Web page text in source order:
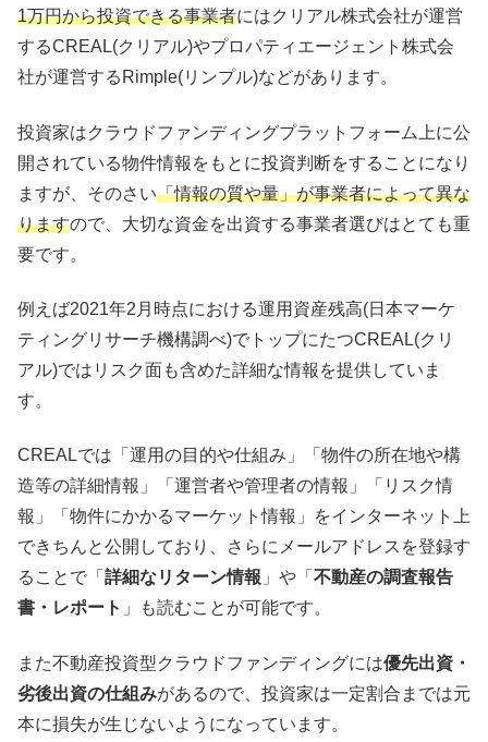
1万円から投資できる事業者にはクリアル株式会社が運営
するCREAL(クリアル)やプロパティエージェント株式会
社が運営するRimple(リンプル)などがあります。
投資家はクラウドファンディングプラットフォーム上に公
開されている物件情報をもとに投資判断をすることになり
ますが、そのさい「情報の質や量」が事業者によって異な
りますので、大切な資金を出資する事業者選びはとても重
要です。
例えば2021年2月時点における運用資産残高(日本マーケ
ティングリサーチ機構調べ)でトップにたつCREAL(クリ
アル)ではリスク面も含めた詳細な情報を提供していま
す。
CREALでは「運用の目的や仕組み」「物件の所在地や構
造等の詳細情報」「運営者や管理者の情報」「リスク情
報」「物件にかかるマーケット情報」をインターネット上
できちんと公開しており、さらにメールアドレスを登録す
ることで「 詳細なリターン情報 」や「 不動産の調査報告
書・レポート 」も読むことが可能です。
また不動産投資型クラウドファンディングには優先出資・
劣後出資の仕組みがあるので、投資家は一定割合までは元
本に損失が生じないようになっています。